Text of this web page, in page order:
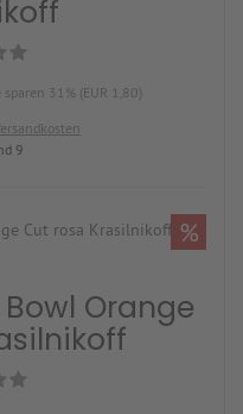
sparen 31% (EUR 1,80)
9
Orange
%